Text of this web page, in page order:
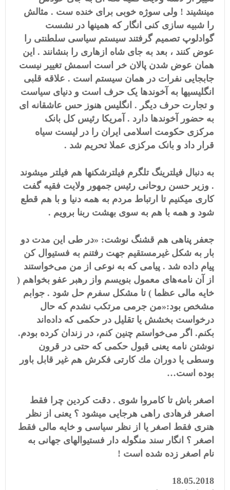
مینشیند ! ولی سوژه خوبی برای خنده ست . مثالش
را شبیه سازی کنی انگار که همینها در نشست
گوادلوپ تصمیم گرفتند سیستم سیاسی سلطنتی را
عوض کنند ، بعد به جای شاه ازهاری را بنشانند . این
همان عوض شدن پالان خر است اسمش تغییر نیست
جابجایی نفرات در همان سیستم است . علاقه قلبی
انگلیسیها به آخوندها یک حرف است و دنیای سیاست
و تجارت حرف دیگر . انگلیس هنوز حس عاشقانه ای
به حضور آخوندها دارد . آمریکا رئيس کل بانک
مرکزی حکومت اسلامی ایران را در لیست سیاه
قرار داد و بانک مرکزی عملا تحریم شد .
به دنبال فیلترینگ تلگرم فیلترشکنها هم فیلتر میشوند
. وزیر حسن روحانی رئیس جمهور ولایت فقیه گفت
کاری میکنیم تا ارتباط مردم به همه دنیا و با هم قطع
شود و همه با هم به سوی بهشت ربنا برویم .
جعفر پناهی هم قشنگ نوشت: «در طى اين مدت دو
بار به شكل غيرمستقيم جهت رفتنم به فستيوال كن
پيام داده شد . پيامى كه به نوعى از من مى‌خواستند
از آن نامه‌هاى معمول بنويسم واز رهبر عفو بخواهم (
خایه مالی عظما ) تا مشكل سفرم حل شود . جوابم
مشخص بود:«من جرمى مرتكب نشدم كه حال
درخواست بخشش يا تقليل در حكمى كه داده‌اند
بكنم. اگر مى‌خواستم چنين كنم، در زندان كرده بودم.
نوشتن نامه يعنى قبول حكمى كه حتى در قرون
وسطى يا دوران مك كارتى فكرش هم غير قابل باور
بوده است…
اصغر باش تا کامروا شوی . دقت کردین چرا فقط
اصغر فرهادی راهی هرجایی میشود ؟ یعنی از نظر
هنری فقط اصغر یا از نظر سیاسی و خایه مالی فقط
اصغر ؟ انگار سند منگوله دار فستیوالهای جهانی به
نام اصغر زده شده است !
18.05.2018